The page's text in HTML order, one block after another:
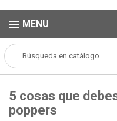
MENU
Popper 5 cosas
5 cosas que
poppers